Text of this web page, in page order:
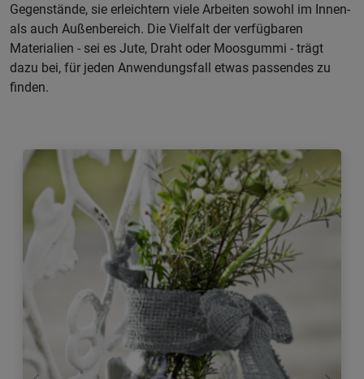
Gegenstände, sie erleichtern viele Arbeiten sowohl im Innen-
als auch Außenbereich. Die Vielfalt der verfügbaren
Materialien - sei es Jute, Draht oder Moosgummi - trägt
dazu bei, für jeden Anwendungsfall etwas passendes zu
finden.